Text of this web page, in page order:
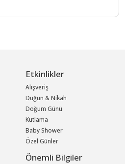
Etkinlikler
Alışveriş
Düğün & Nikah
Doğum Günü
Kutlama
Baby Shower
Özel Günler
Önemli Bilgiler